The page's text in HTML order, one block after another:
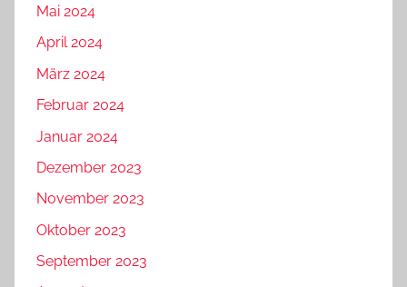
Mai 2024
April 2024
März 2024
Februar 2024
Januar 2024
Dezember 2023
November 2023
Oktober 2023
September 2023